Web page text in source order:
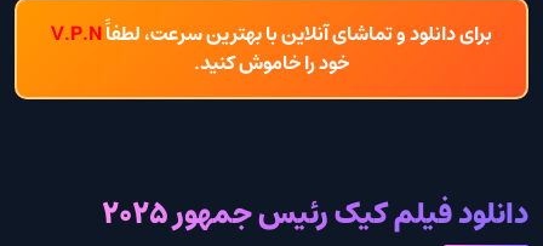
برای دانلود و تماشای آنلاین با بهترین سرعت، لطفاًV.P.N
خود را خاموش کنید.
دانلود فیلم کیک رئیس جمهور 2025